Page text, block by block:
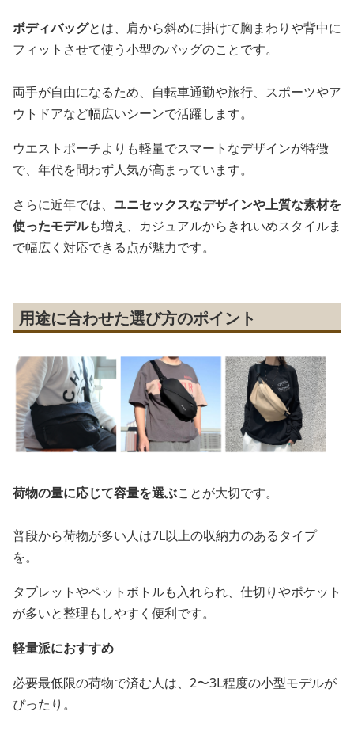
ボディバッグとは、肩から斜めに掛けて胸まわりや背中に
フィットさせて使う小型のバッグのことです。
両手が自由になるため、自転車通勤や旅行、スポーツやア
ウトドアなど幅広いシーンで活躍します。
ウエストポーチよりも軽量でスマートなデザインが特徴
で、年代を問わず人気が高まっています。
さらに近年では、 ユニセックスなデザインや上質な素材を
使ったモデルも増え、カジュアルからきれいめスタイルま
で幅広く対応できる点が魅力です。
用途に合わせた選び方のポイント
荷物の量に応じて容量を選ぶことが大切です。
普段から荷物が多い人は7L以上の収納力のあるタイプ
を。
タブレットやペットボトルも入れられ、仕切りやポケット
が多いと整理もしやすく便利です。
軽量派におすすめ
必要最低限の荷物で済む人は、2〜3L程度の小型モデルが
ぴったり。